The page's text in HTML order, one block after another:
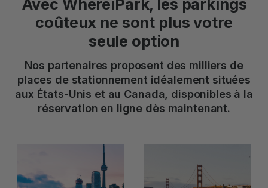
Avec WhereiPark, les parkings
coûteux ne sont plus votre
seule option
Nos partenaires proposent des milliers de
places de stationnement idéalement situées
aux États-Unis et au Canada, disponibles à la
réservation en ligne dès maintenant.